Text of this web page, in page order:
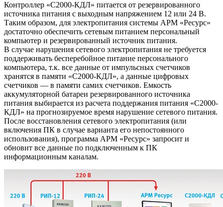
Контроллер «С2000-КДЛ» питается от резервированного
источника питания с выходным напряжением 12 или 24 В.
Таким образом, для электропитания системы АРМ «Ресурс»
достаточно обеспечить сетевым питанием персональный
компьютер и резервированный источник питания.
В случае нарушения сетевого электропитания не требуется
поддерживать бесперебойное питание персонального
компьютера, т.к. все данные от импульсных счетчиков
хранятся в памяти «С2000-КДЛ», а данные цифровых
счетчиков — в памяти самих счетчиков. Емкость
аккумуляторной батареи резервированного источника
питания выбирается из расчета поддержания питания «С2000-
КДЛ» на прогнозируемое время нарушение сетевого питания.
После восстановления сетевого электропитания (или
включения ПК в случае варианта его непостоянного
использования), программа АРМ «Ресурс» запросит и
обновит все данные по подключенным к ПК
информационным каналам.